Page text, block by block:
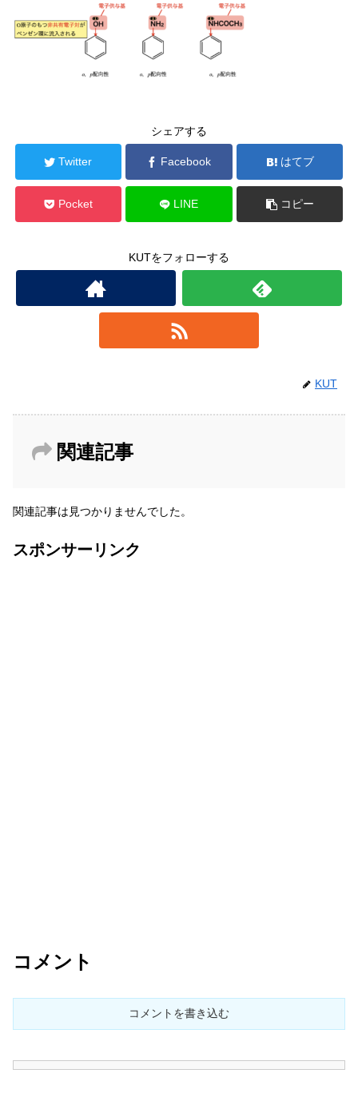
シェアする
Twitter Facebook はてブ
Pocket LINE コピー
KUTをフォローする
KUT
関連記事
関連記事は見つかりませんでした。
スポンサーリンク
コメント
コメントを書き込む